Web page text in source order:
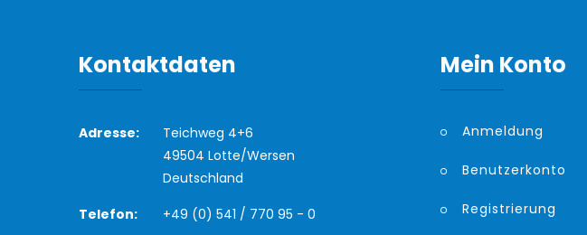
Kontaktdaten
Adresse:
Teichweg 4+6
49504 Lotte/Wersen
Deutschland
Telefon:
+49 (0) 541 / 770 95 - 0
Mein Konto
Anmeldung
Benutzerkonto
Registrierung